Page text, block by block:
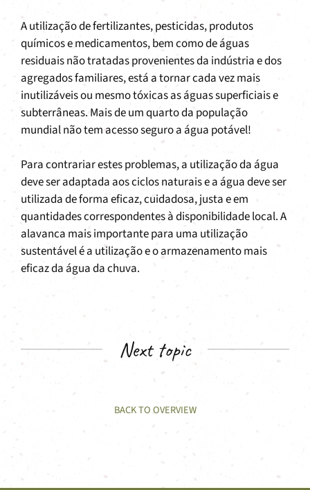
A utilização de fertilizantes, pesticidas, produtos
químicos e medicamentos, bem como de águas
residuais não tratadas provenientes da indústria e dos
agregados familiares, está a tornar cada vez mais
inutilizáveis ou mesmo tóxicas as águas superficiais e
subterrâneas. Mais de um quarto da população
mundial não tem acesso seguro a água potável!
Para contrariar estes problemas, a utilização da água
deve ser adaptada aos ciclos naturais e a água deve ser
utilizada de forma eficaz, cuidadosa, justa e em
quantidades correspondentes à disponibilidade local. A
alavanca mais importante para uma utilização
sustentável é a utilização e o armazenamento mais
eficaz da água da chuva.
Next topic
BACK TO OVERVIEW